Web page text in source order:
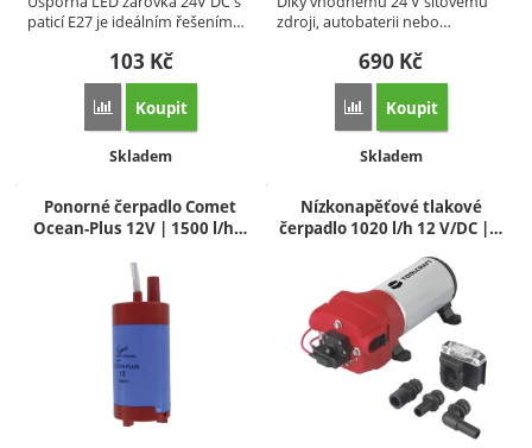
paticí E27 je ideálním řešením…
103 Kč
Přidat 'LED žárovka 24V DC E27 10W 4000K' k porovnání
Koupit
Dostupnost:
Skladem
zdroji, autobaterii nebo…
690 Kč
Přidat 'Ponorné
Koupit
Dostupnost:
Skladem
Ponorné čerpadlo Comet
Ocean-Plus 12V | 1500 l/h…
Nízkonapěťové tlakové
čerpadlo 1020 l/h 12 V/DC |…